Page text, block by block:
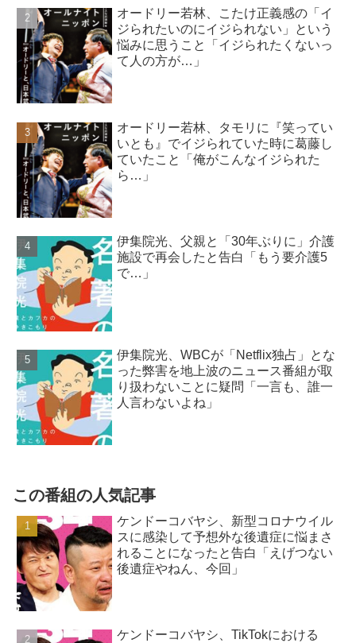
オードリー若林、こたけ正義感の「イ
ジられたいのにイジられない」という
悩みに思うこと「イジられたくないっ
て人の方が…」
オードリー若林、タモリに『笑ってい
いとも』でイジられていた時に葛藤し
ていたこと「俺がこんなイジられた
ら…」
伊集院光、父親と「30年ぶりに」介護
施設で再会したと告白「もう要介護5
で…」
伊集院光、WBCが「Netflix独占」とな
った弊害を地上波のニュース番組が取
り扱わないことに疑問「一言も、誰一
人言わないよね」
この番組の人気記事
ケンドーコバヤシ、新型コロナウイル
スに感染して予想外な後遺症に悩まさ
れることになったと告白「えげつない
後遺症やねん、今回」
ケンドーコバヤシ、TikTokにおける